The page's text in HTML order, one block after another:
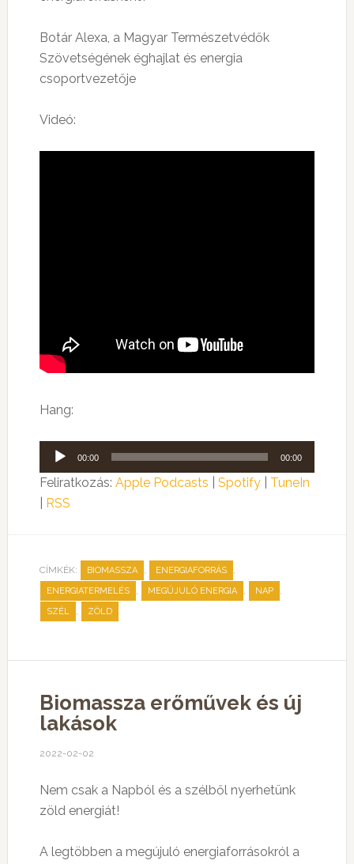
Botár Alexa, a Magyar Természetvédők
Szövetségének éghajlat és energia
csoportvezetője
Videó:
Hang:
Audió
lejátszó
00:00 00:00
Feliratkozás: Apple Podcasts Spotify| TuneIn
RSS
CÍMKÉK: BIOMASSZA , ENERGIAFORRÁS ,
ENERGIATERMELÉS , MEGÚJULÓ ENERGIA , NAP ,
SZÉL , ZÖLD
Biomassza erőművek és új
lakások
2022-02-02
Nem csak a Napból és a szélből nyerhetünk
zöld energiát!
A legtöbben a megújuló energiaforrásokról a